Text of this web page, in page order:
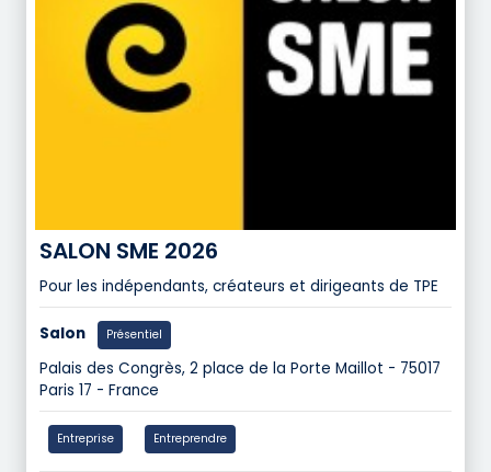
SALON SME 2026
Pour les indépendants, créateurs et dirigeants de TPE
Salon Présentiel
Palais des Congrès, 2 place de la Porte Maillot - 75017
Paris 17 - France
Entreprise Entreprendre